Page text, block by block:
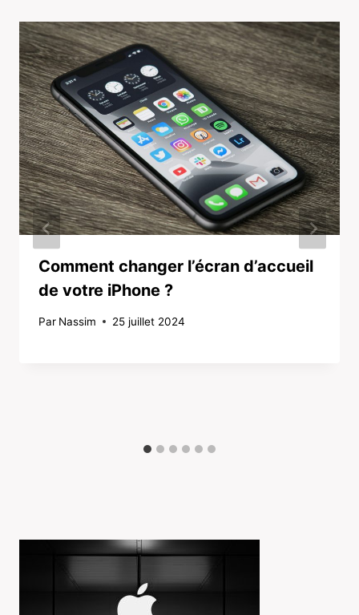
Comment changer l’écran d’accueil
de votre iPhone ?
Par Nassim 25 juillet 2024